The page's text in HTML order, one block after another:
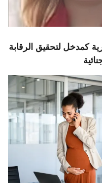
كمدخل لتحقيق الرقابة